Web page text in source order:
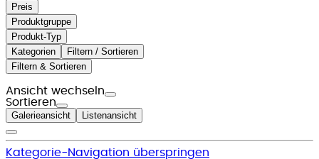
Preis
Produktgruppe
Produkt-Typ
Kategorien
Filtern / Sortieren
Filtern & Sortieren
Ansicht wechseln
Sortieren
Galerieansicht Listenansicht
Kategorie-Navigation überspringen